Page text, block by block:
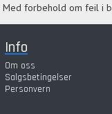
Med forbehold om feil i
Info
Om oss
Salgsbetingelser
Personvern